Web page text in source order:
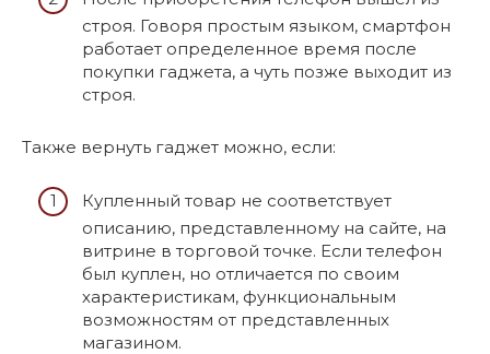
строя. Говоря простым языком, смартфон
работает определенное время после
покупки гаджета, а чуть позже выходит из
строя.
Также вернуть гаджет можно, если:
Купленный товар не соответствует
описанию, представленному на сайте, на
витрине в торговой точке. Если телефон
был куплен, но отличается по своим
характеристикам, функциональным
возможностям от представленных
магазином.